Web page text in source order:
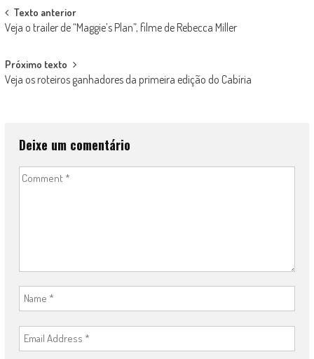
Post
navigation
Texto anterior
Veja o trailer de “Maggie’s Plan”, filme de Rebecca Miller
Próximo texto
Veja os roteiros ganhadores da primeira edição do Cabíria
Deixe um comentário